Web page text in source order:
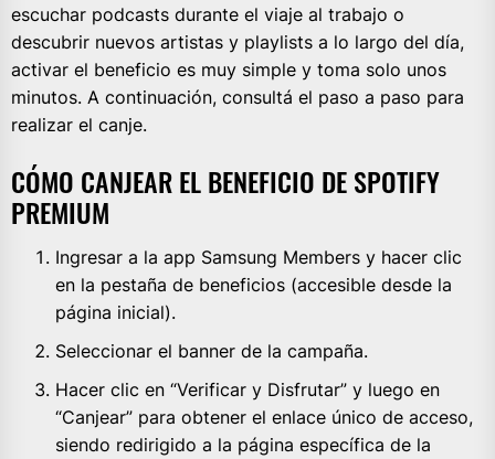
escuchar podcasts durante el viaje al trabajo o
descubrir nuevos artistas y playlists a lo largo del día,
activar el beneficio es muy simple y toma solo unos
minutos. A continuación, consultá el paso a paso para
realizar el canje.
CÓMO CANJEAR EL BENEFICIO DE SPOTIFY
PREMIUM
Ingresar a la app Samsung Members y hacer clic
en la pestaña de beneficios (accesible desde la
página inicial).
Seleccionar el banner de la campaña.
Hacer clic en “Verificar y Disfrutar” y luego en
“Canjear” para obtener el enlace único de acceso,
siendo redirigido a la página específica de la